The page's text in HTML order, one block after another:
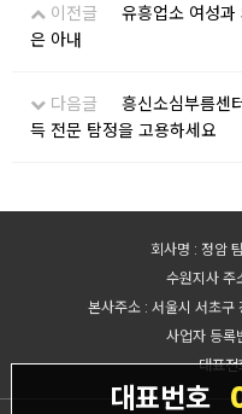
이전글
유흥업소 여성
은 아내
다음글
흥신소심부름센
득 전문 탐정을 고용하세요
대표번호
회사명 : 정암
수원지사 주
본사주소 : 서울시 서초
사업자 등
대표